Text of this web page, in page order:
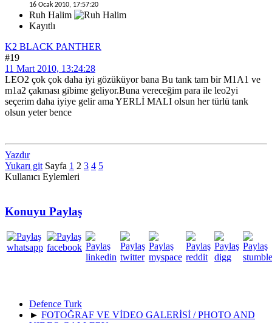
16 Ocak 2010, 17:57:20
Ruh Halim
Kayıtlı
K2 BLACK PANTHER
#19
11 Mart 2010, 13:24:28
LEO2 çok çok daha iyi gözüküyor bana Bu tank tam bir M1A1 ve
m1a2 çakması gibime geliyor.Buna vereceğim para ile leo2yi
seçerim daha iyiye gelir ama YERLİ MALI olsun her türlü tank
olsun yeter bence
Yazdır
Yukarı git Sayfa 1 2 3 4 5
Kullanıcı Eylemleri
Konuyu Paylaş
Defence Turk
► FOTOĞRAF VE VİDEO GALERİSİ / PHOTO AND